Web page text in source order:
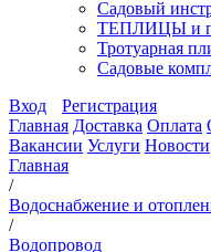
Садовый
ТЕПЛИЦЫ и
Тротуарная
Садовые
Вход
Регистрация
Главная Доставка Оплата
Вакансии Услуги Новости
Главная
/
Водоснабжение и
/
Водопровод